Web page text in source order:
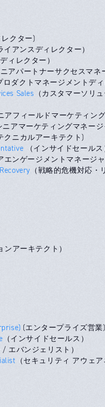
クター)
イアンスディレクター）
ィレクター）
ニアパートナーサクセスマネ
ロダクトマネージメントディ
Sales （カスタマーソリ
アフィールドマーケティン
ニアマーケティングマネージ
クニカルアーキテクト)
（インサイドセールス
エンゲージメントマネージャ
（戦略的危機対応・
ンアーキテクト）
(エンタープライズ営業)
（インサイドセールス）
/ エバンジェリスト）
（セキュリティ アウェ